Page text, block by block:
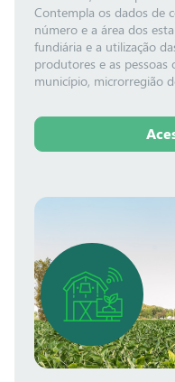
Contempla os dados de
número e a área dos
fundiária e a utilização
produtores e as
município, microrregião